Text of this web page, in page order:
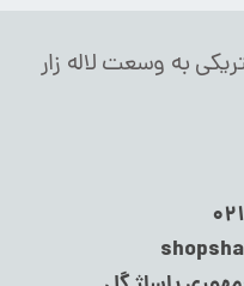
به وسعت لاله زار